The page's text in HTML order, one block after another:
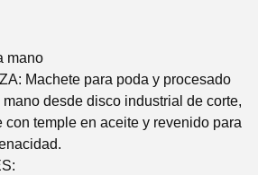
mano
Machete para poda y procesado
desde disco industrial de corte,
con temple en aceite y revenido para